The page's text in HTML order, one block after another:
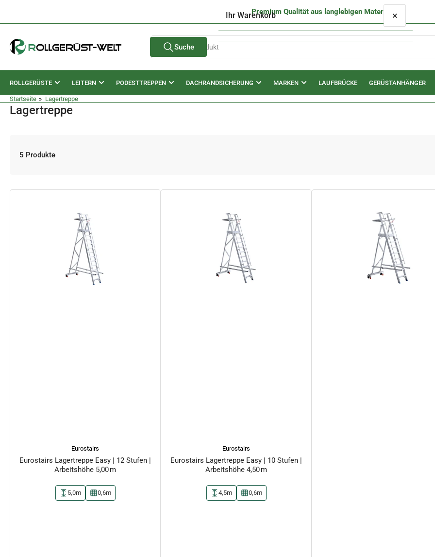
Premium Qualität aus langlebigen Materialien
Suche
nach
Produkten
Suche
ROLLGERÜSTE LEITERN PODESTTREPPEN DACHRANDSICHERUNG MARKEN LAUFBRÜCKE GERÜSTANHÄNGER
Startseite » Lagertreppe
Lagertreppe
5 Produkte
Eurostairs
Eurostairs Lagertreppe Easy | 12 Stufen |
Arbeitshöhe 5,00 m
5,0m 0,6m
Eurostairs
Eurostairs Lagertreppe Easy | 10 Stufen |
Arbeitshöhe 4,50 m
4,5m 0,6m
Ihr Warenkorb ×
Ihr Warenkorb ist leer